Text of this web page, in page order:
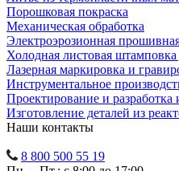
Порошковая покраска
Механическая обработка
Электроэрозионная
Холодная листовая штамповка
Лазерная маркировка и
Инструментальное
Проектирование и разработка
Изготовление деталей из
Наши контакты
8 800 500 55 19